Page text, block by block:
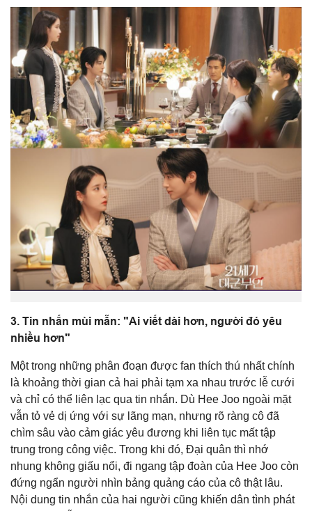
3. Tin nhắn mùi mẫn: "Ai viết dài hơn, người đó yêu
nhiều hơn"
Một trong những phân đoạn được fan thích thú nhất chính
là khoảng thời gian cả hai phải tạm xa nhau trước lễ cưới
và chỉ có thể liên lạc qua tin nhắn. Dù Hee Joo ngoài mặt
vẫn tỏ vẻ dị ứng với sự lãng mạn, nhưng rõ ràng cô đã
chìm sâu vào cảm giác yêu đương khi liên tục mất tập
trung trong công việc. Trong khi đó, Đại quân thì nhớ
nhung không giấu nổi, đi ngang tập đoàn của Hee Joo còn
đứng ngẩn người nhìn bảng quảng cáo của cô thật lâu.
Nội dung tin nhắn của hai người cũng khiến dân tình phát